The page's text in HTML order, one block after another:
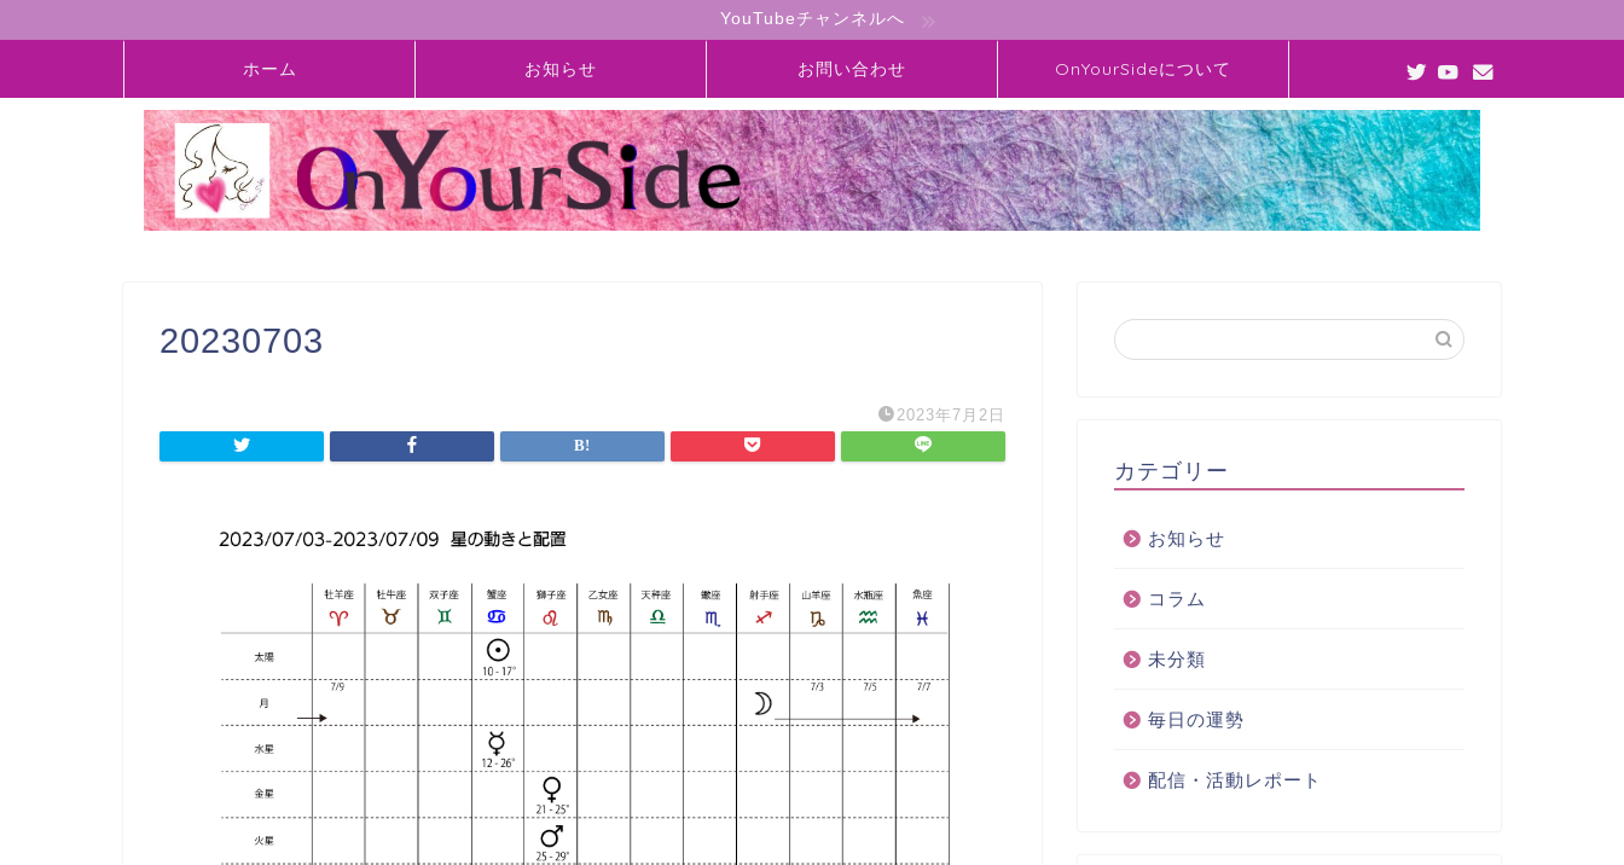
YouTubeチャンネルへ
ホーム お知らせ お問い合わせ OnYourSideについて
20230703
2023年7月2日
カテゴリー
お知らせ
コラム
未分類
毎日の運勢
配信・活動レポート